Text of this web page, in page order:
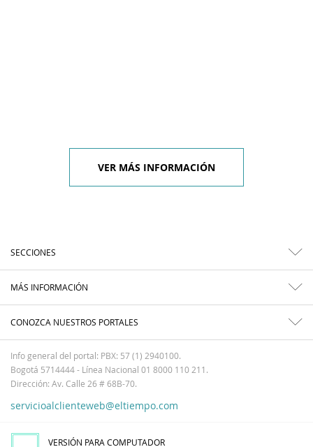
VER MÁS INFORMACIÓN
SECCIONES
MÁS INFORMACIÓN
CONOZCA NUESTROS PORTALES
Info general del portal: PBX: 57 (1) 2940100.
Bogotá 5714444 - Línea Nacional 01 8000 110 211.
Dirección: Av. Calle 26 # 68B-70.
servicioalclienteweb@eltiempo.com
VERSIÓN PARA COMPUTADOR